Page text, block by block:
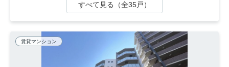
すべて見る（全35戸）
賃貸マンション